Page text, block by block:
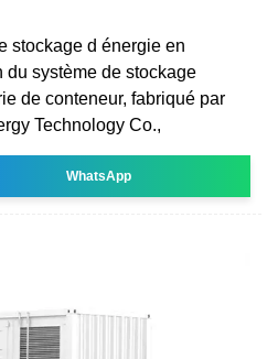
stockage d énergie en
du système de stockage
de conteneur, fabriqué par
Technology Co.,
WhatsApp